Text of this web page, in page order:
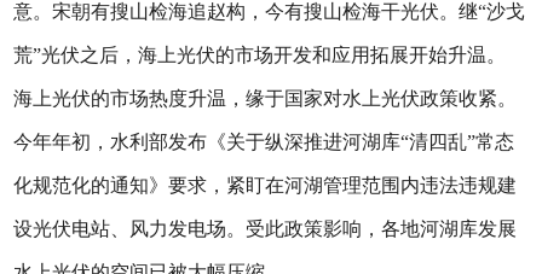
意。宋朝有搜山检海追赵构，今有搜山检海干光伏。继“沙戈
荒”光伏之后，海上光伏的市场开发和应用拓展开始升温。
海上光伏的市场热度升温，缘于国家对水上光伏政策收紧。
今年年初，水利部发布《关于纵深推进河湖库“清四乱”常态
化规范化的通知》要求，紧盯在河湖管理范围内违法违规建
设光伏电站、风力发电场。受此政策影响，各地河湖库发展